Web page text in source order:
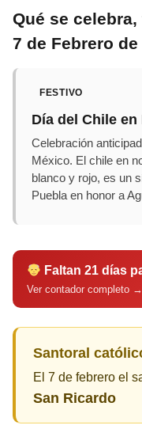
Qué se
7 de Febrero de
FESTIVO
Día del Chile en
Celebración
México. El chile en
blanco y rojo, es un
Puebla en honor a
Faltan 21 días
Ver contador completo →
Santoral
El 7 de febrero el
San Ricardo